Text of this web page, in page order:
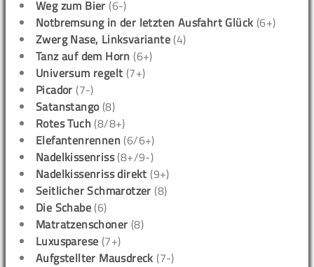
Weg zum Bier (6-)
Notbremsung in der letzten Ausfahrt Glück (6+)
Zwerg Nase, Linksvariante (4)
Tanz auf dem Horn (6+)
Universum regelt (7+)
Picador (7-)
Satanstango(8)
Rotes Tuch (8/8+)
Elefantenrennen (6/6+)
Nadelkissenriss(8+/9-)
Nadelkissenriss direkt (9+)
Seitlicher Schmarotzer (8)
Die Schabe (6)
Matratzenschoner (8)
Luxusparese (7+)
Aufgstellter Mausdreck (7-)